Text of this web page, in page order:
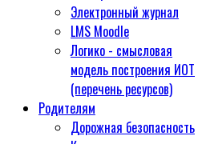
Электронный журнал
LMS Moodle
Логико - смысловая
модель построения ИОТ
(перечень ресурсов)
Родителям
Дорожная безопасность